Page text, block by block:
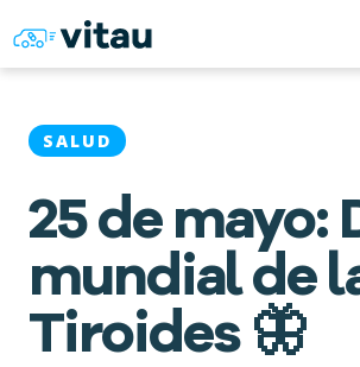
SALUD
25 de mayo:
mundial de
Tiroides 🦋